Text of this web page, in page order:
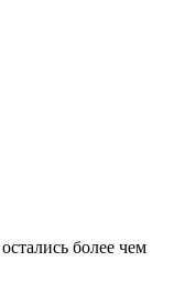
более чем